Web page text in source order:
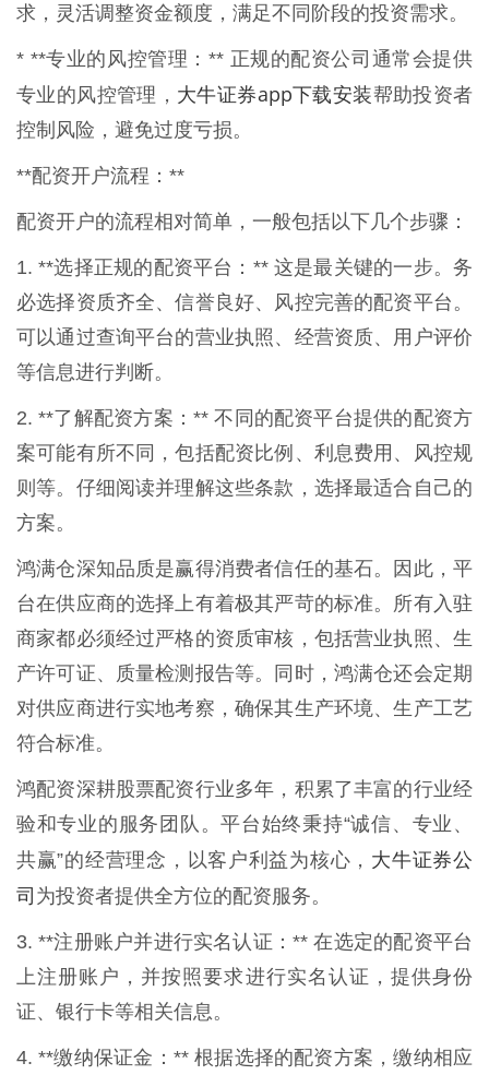
求，灵活调整资金额度，满足不同阶段的投资需求。
* **专业的风控管理：** 正规的配资公司通常会提供
专业的风控管理， 大牛证券app下载安装帮助投资者
控制风险，避免过度亏损。
**配资开户流程：**
配资开户的流程相对简单，一般包括以下几个步骤：
1. **选择正规的配资平台：** 这是最关键的一步。务
必选择资质齐全、信誉良好、风控完善的配资平台。
可以通过查询平台的营业执照、经营资质、用户评价
等信息进行判断。
2. **了解配资方案：** 不同的配资平台提供的配资方
案可能有所不同，包括配资比例、利息费用、风控规
则等。仔细阅读并理解这些条款，选择最适合自己的
方案。
鸿满仓深知品质是赢得消费者信任的基石。因此，平
台在供应商的选择上有着极其严苛的标准。所有入驻
商家都必须经过严格的资质审核，包括营业执照、生
产许可证、质量检测报告等。同时，鸿满仓还会定期
对供应商进行实地考察，确保其生产环境、生产工艺
符合标准。
鸿配资深耕股票配资行业多年，积累了丰富的行业经
验和专业的服务团队。平台始终秉持“诚信、专业、
共赢”的经营理念，以客户利益为核心， 大牛证券公
司 为投资者提供全方位的配资服务。
3. **注册账户并进行实名认证：** 在选定的配资平台
上注册账户，并按照要求进行实名认证，提供身份
证、银行卡等相关信息。
4. **缴纳保证金：** 根据选择的配资方案，缴纳相应